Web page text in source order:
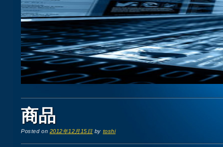
商品
Posted on 2012年12月15日 by toshi